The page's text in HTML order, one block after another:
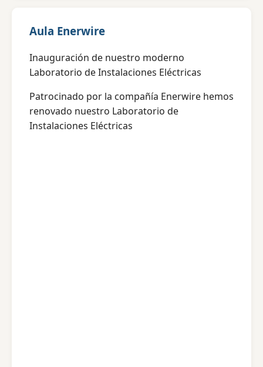
Aula Enerwire
Inauguración de nuestro moderno
Laboratorio de Instalaciones Eléctricas
Patrocinado por la compañía Enerwire hemos
renovado nuestro Laboratorio de
Instalaciones Eléctricas